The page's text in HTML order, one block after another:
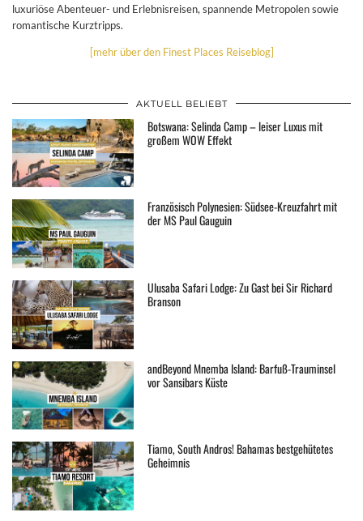
luxuriöse Abenteuer- und Erlebnisreisen, spannende Metropolen sowie
romantische Kurztripps.
[mehr über den Finest Places Reiseblog]
AKTUELL BELIEBT
Botswana: Selinda Camp – leiser Luxus mit
großem WOW Effekt
Französisch Polynesien: Südsee-Kreuzfahrt mit
der MS Paul Gauguin
Ulusaba Safari Lodge: Zu Gast bei Sir Richard
Branson
andBeyond Mnemba Island: Barfuß-Trauminsel
vor Sansibars Küste
Tiamo, South Andros! Bahamas bestgehütetes
Geheimnis